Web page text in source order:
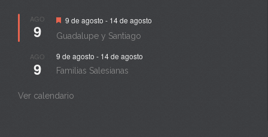
AGO
9
Destacado
9 de agosto - 14 de agosto
Guadalupe y Santiago
AGO
9
9 de agosto - 14 de agosto
Familias Salesianas
Ver calendario